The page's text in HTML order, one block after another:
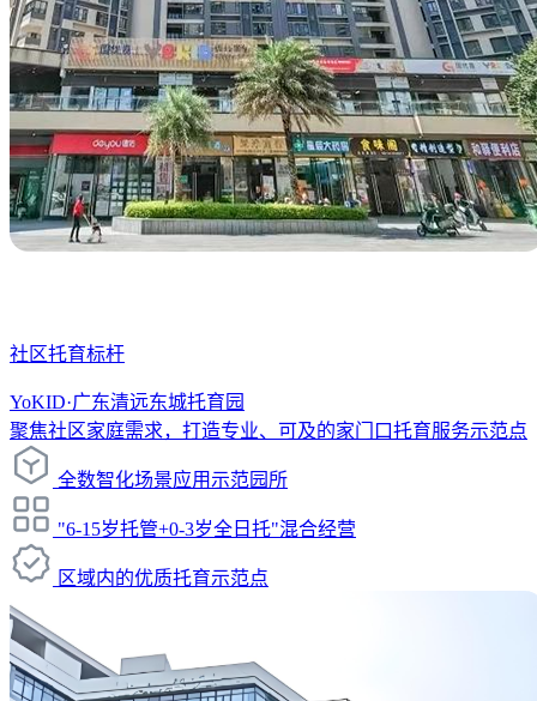
社区托育标杆
YoKID·广东清远东城托育园
聚焦社区家庭需求，打造专业、可及的家门口托育服务示范点
全数智化场景应用示范园所
"6-15岁托管+0-3岁全日托"混合经营
区域内的优质托育示范点